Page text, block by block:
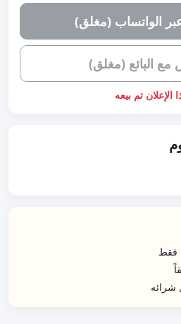
الواتساب (مغلق)
البائع (مغلق)
الإعلان تم بيعه
فقط
شرائه